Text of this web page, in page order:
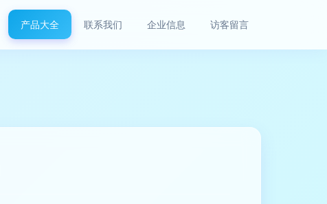
产品大全 联系我们 企业信息 访客留言